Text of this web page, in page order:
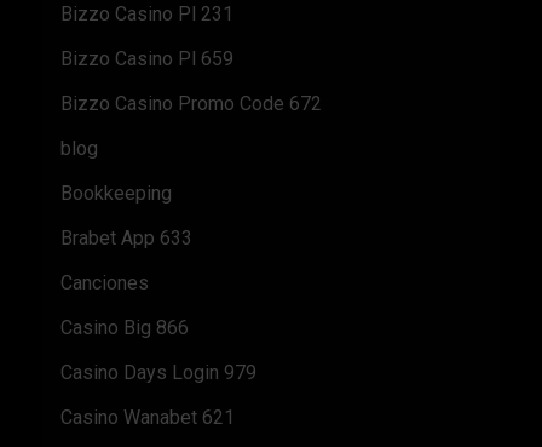
Bizzo Casino Pl 231
Bizzo Casino Pl 659
Bizzo Casino Promo Code 672
blog
Bookkeeping
Brabet App 633
Canciones
Casino Big 866
Casino Days Login 979
Casino Wanabet 621